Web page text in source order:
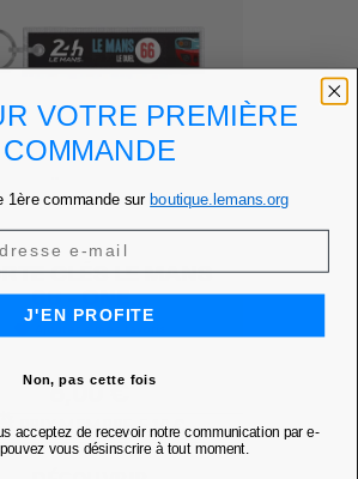
CLÉS LE MANS
66 - ONE...
Prix
6,00 €
PRIX MEMBRE 5,10 €
VOTRE PREMIÈRE
COMMANDE
1ère commande sur boutique.lemans.org
J'EN PROFITE
Non, pas cette fois
acceptez de recevoir notre communication par e-
vous désinscrire à tout moment.